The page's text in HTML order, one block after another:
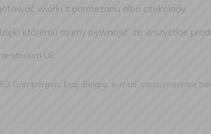
wiórki z parmezanu albo czekolady.
któremu mamy pewność, że wszystkie
UE:
Grimbergen, kraj: Belgia, e-mail: